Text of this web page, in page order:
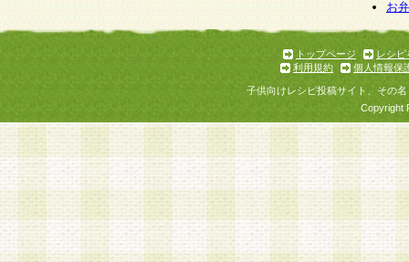
お
トップページ
レシピ
利用規約
個人情報保
子供向けレシピ投稿サイト、その
Copyright